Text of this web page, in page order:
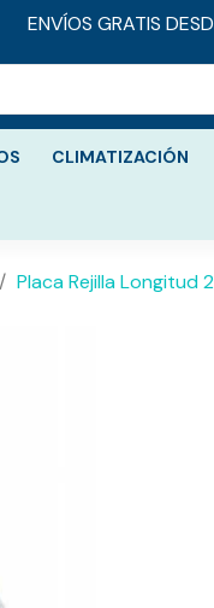
ENVÍOS GRATIS
CLIMATIZACIÓN
Placa Rejilla Longitud